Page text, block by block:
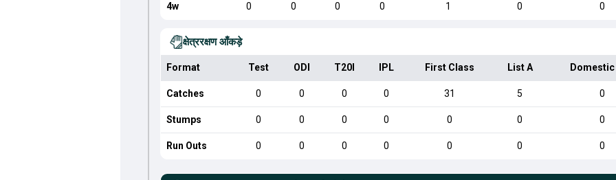
4w 0 0 0 0 1 0 0
क्षेत्ररक्षण आँकड़े
Format Test ODI T20I IPL First Class List A
Catches 0 0 0 0 31 5 0
Stumps 0 0 0 0 0 0 0
Run Outs 0 0 0 0 0 0 0